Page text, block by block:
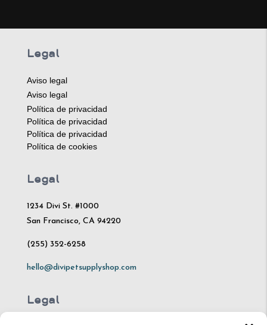
Legal
Aviso legal
Aviso legal
Política de privacidad
Política de privacidad
Política de privacidad
Política de cookies
Legal
1234 Divi St. #1000
San Francisco, CA 94220
(255) 352-6258
hello@divipetsupplyshop.com
Legal